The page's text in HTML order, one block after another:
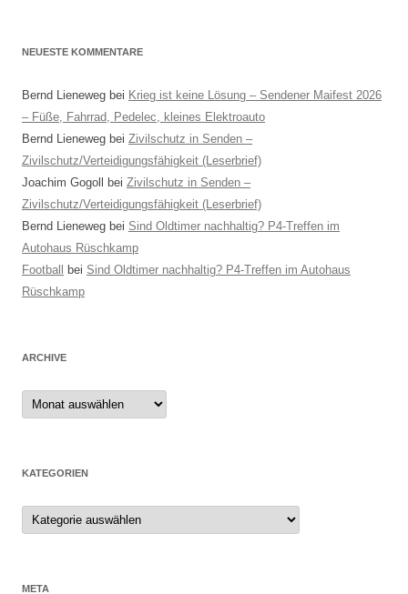
NEUESTE KOMMENTARE
Bernd Lieneweg bei Krieg ist keine Lösung – Sendener Maifest 2026
– Füße, Fahrrad, Pedelec, kleines Elektroauto
Bernd Lieneweg bei Zivilschutz in Senden –
Zivilschutz/Verteidigungsfähigkeit (Leserbrief)
Joachim Gogoll
bei Zivilschutz in Senden –
Zivilschutz/Verteidigungsfähigkeit (Leserbrief)
Bernd Lieneweg bei Sind Oldtimer nachhaltig? P4-Treffen im
Autohaus Rüschkamp
Football
bei Sind Oldtimer nachhaltig? P4-Treffen im Autohaus
Rüschkamp
ARCHIVE
Archive
KATEGORIEN
Kategorien
META